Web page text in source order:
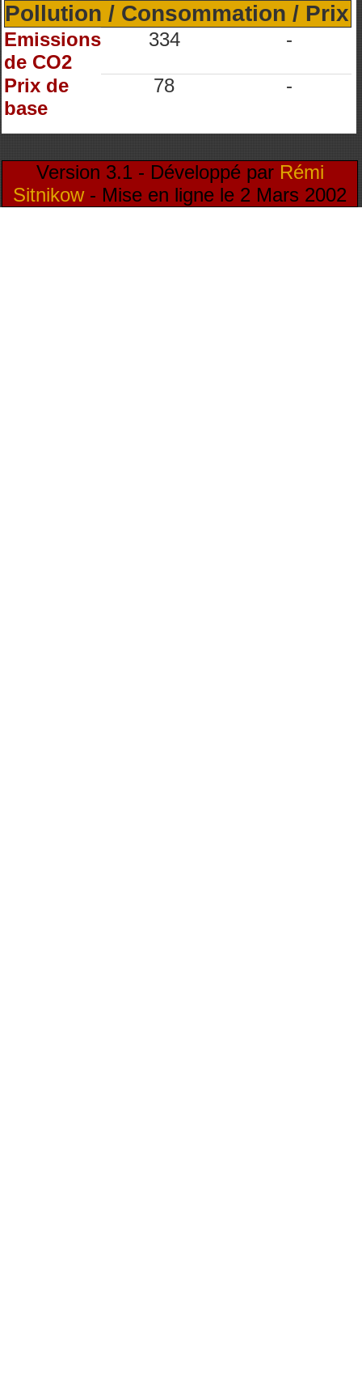
Pollution / Consommation / Prix
Emissions
de CO2
334 -
Prix de
base
78 -
Version 3.1 - Développé par Rémi
Sitnikow- Mise en ligne le 2 Mars 2002